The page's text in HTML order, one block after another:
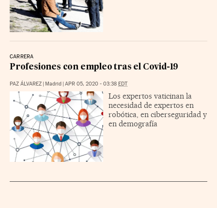
CARRERA
Profesiones con empleo tras el Covid-19
PAZ ÁLVAREZ | Madrid | APR 05, 2020 - 03:38 EDT
Los expertos vaticinan la
necesidad de expertos en
robótica, en ciberseguridad y
en demografía